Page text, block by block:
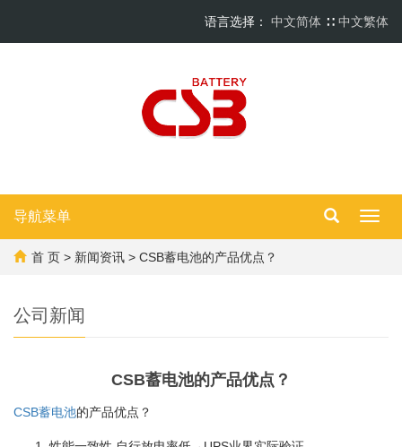
语言选择： 中文简体 ∷ 中文繁体
导航菜单
首 页 > 新闻资讯 > CSB蓄电池的产品优点？
公司新闻
CSB蓄电池的产品优点？
CSB蓄电池的产品优点？